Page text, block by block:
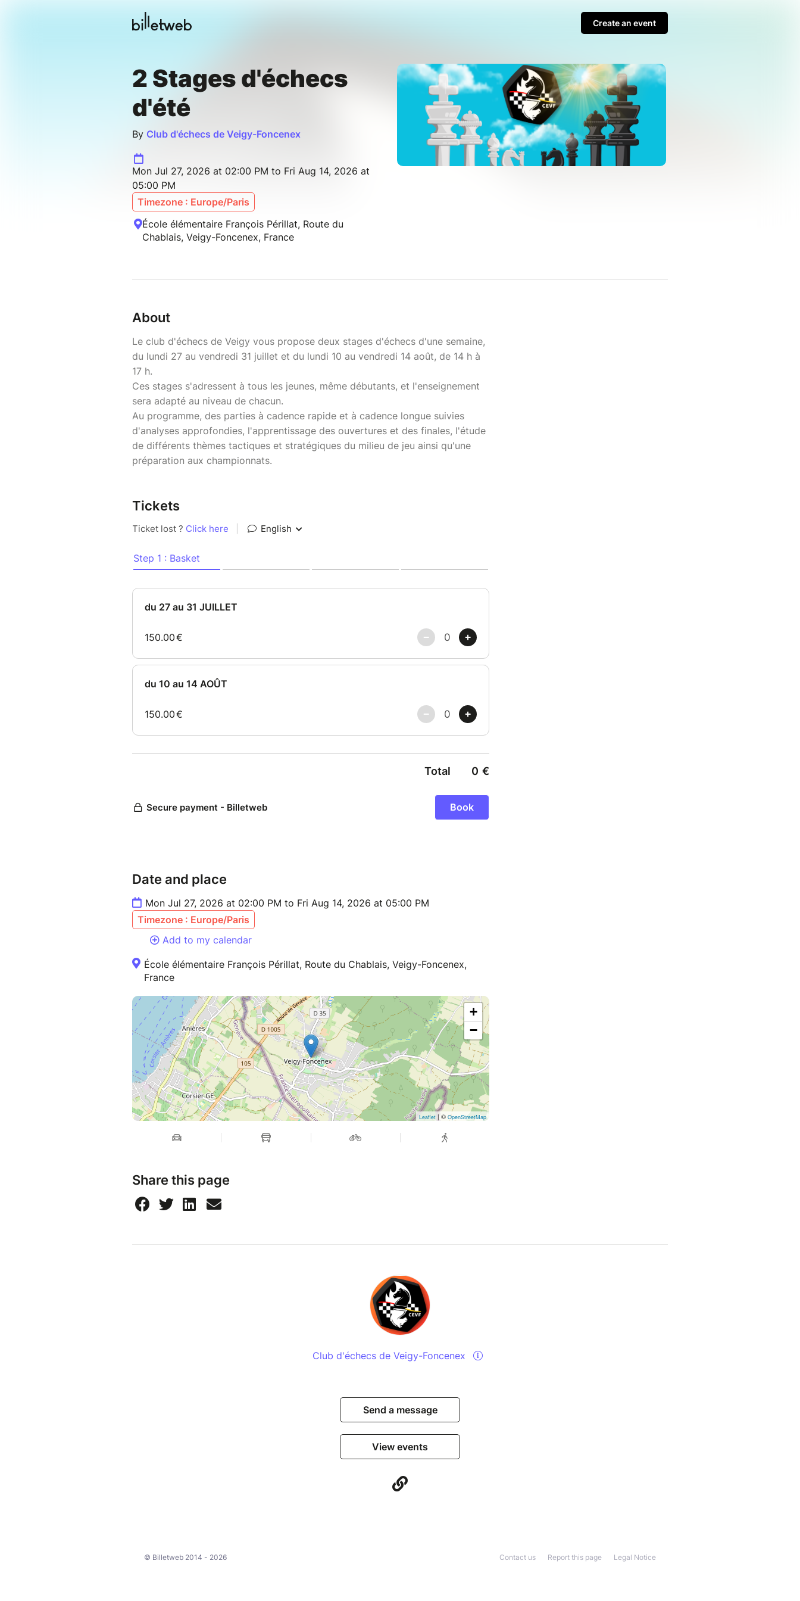
Create an event
2 Stages d'échecs
d'été
By Club d'échecs de Veigy-Foncenex
Mon Jul 27, 2026 at 02:00 PM to Fri Aug 14, 2026 at
05:00 PM
Timezone : Europe/Paris
École élémentaire François Périllat, Route du
Chablais, Veigy-Foncenex, France
About
Le club d'échecs de Veigy vous propose deux stages d'échecs d'une semaine,
du lundi 27 au vendredi 31 juillet et du lundi 10 au vendredi 14 août, de 14 h à
17 h.
Ces stages s'adressent à tous les jeunes, même débutants, et l'enseignement
sera adapté au niveau de chacun.
Au programme, des parties à cadence rapide et à cadence longue suivies
d'analyses approfondies, l'apprentissage des ouvertures et des finales, l'étude
de différents thèmes tactiques et stratégiques du milieu de jeu ainsi qu'une
préparation aux championnats.
Tickets
Date and place
Mon Jul 27, 2026 at 02:00 PM to Fri Aug 14, 2026 at 05:00 PM
Timezone : Europe/Paris
Add to my calendar
École élémentaire François Périllat, Route du Chablais, Veigy-Foncenex,
France
+
−
Leaflet | © OpenStreetMap
Share this page
Club d'échecs de Veigy-Foncenex
Send a message
View events
© Billetweb 2014 - 2026 Legal Notice
Report this page
Contact us